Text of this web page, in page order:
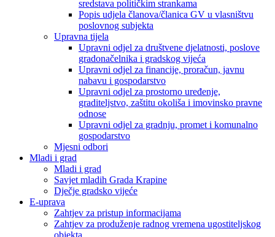
sredstava političkim strankama
Popis udjela članova/članica GV u vlasništvu
poslovnog subjekta
Upravna tijela
Upravni odjel za društvene djelatnosti, poslove
gradonačelnika i gradskog vijeća
Upravni odjel za financije, proračun, javnu
nabavu i gospodarstvo
Upravni odjel za prostorno uređenje,
graditeljstvo, zaštitu okoliša i imovinsko pravne
odnose
Upravni odjel za gradnju, promet i komunalno
gospodarstvo
Mjesni odbori
Mladi i grad
Mladi i grad
Savjet mladih Grada Krapine
Dječje gradsko vijeće
E-uprava
Zahtjev za pristup informacijama
Zahtjev za produženje radnog vremena ugostiteljskog
objekta